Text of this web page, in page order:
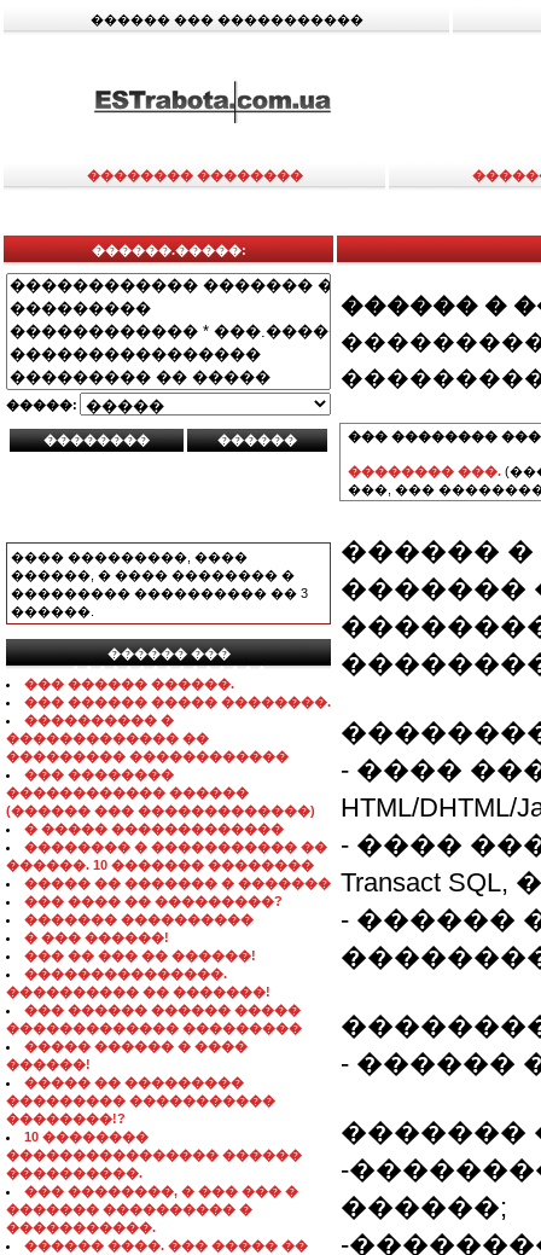
������ ��� �����������
�������� ��������
������.�����:
�����:
���� ���������, ����
������, � ���� �������� �
��������� ���������� �� 3
������.
������ ���
���������������
��� ������ ������.
��� ������ ����� ��������.
���������� �
������������� ��
��������� ������������
��� ��������
������������ ������
(������ ��� �������������)
� ����� �������������
�������� � ����������� ��
������. 10 ������� ��������
����� �� ������� � �������
��� ���� �� ���������?
������� ����������
� ��� ������!
��� �� ��� �� ������!
���������������.
���������� �� �������!
��� ������ ������ �����
������������� ���������
����� ������ � ����
������!
����� �� ���������
��������� �����������
��������!?
10 ��������
���������������� ������
����������.
��� ��������, � ��� ��� �
������� ���������� �
�����������.
������ ����. ��� ����� ��
������ �
��� ��������
�������� ���.
���, ���
������
�������
- ����
HTML/
- ����
Transact
- ������
- ������
�������
-
������;
-